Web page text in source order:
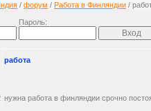
/ форум / Работа в Финляндии /
Пароль:
работа
нужна работа в финляндии срочно